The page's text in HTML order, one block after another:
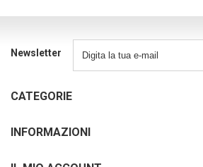
Newsletter
CATEGORIE
INFORMAZIONI